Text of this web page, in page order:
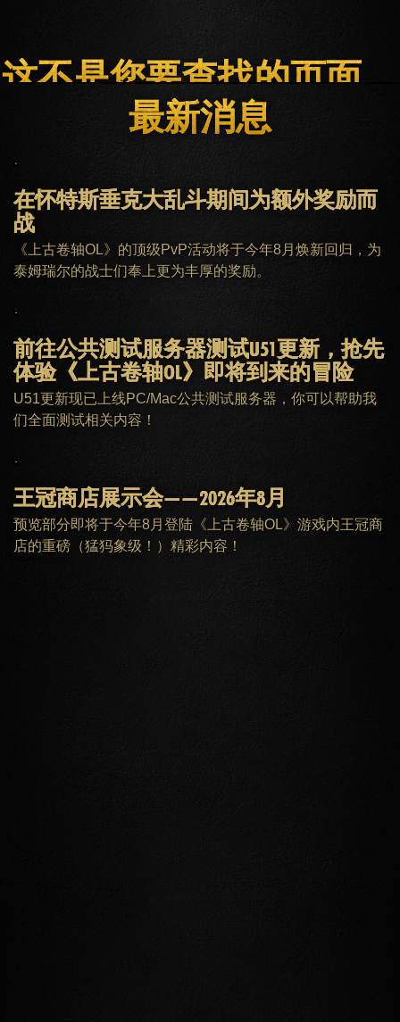
这不是您要查找的页面。
主页 ESO PLUS会员 客服
最新消息
在怀特斯垂克大乱斗期间为额外奖励而
战
《上古卷轴OL》的顶级PvP活动将于今年8月焕新回归，为
泰姆瑞尔的战士们奉上更为丰厚的奖励。
前往公共测试服务器测试U51更新，抢先
体验《上古卷轴OL》即将到来的冒险
U51更新现已上线PC/Mac公共测试服务器，你可以帮助我
们全面测试相关内容！
王冠商店展示会——2026年8月
预览部分即将于今年8月登陆《上古卷轴OL》游戏内王冠商
店的重磅（猛犸象级！）精彩内容！